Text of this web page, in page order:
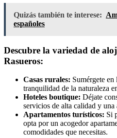
Quizás también te interese:
españoles
Descubre la variedad de
Rasueros:
Casas rurales: Sumérgete
tranquilidad de la naturaleza
Hoteles boutique: Déjate
servicios de alta calidad y una
Apartamentos turísticos: Si
opta por un acogedor
comodidades que necesitas.